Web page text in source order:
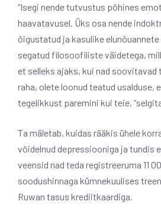
“Isegi nende tutvustus põhines
haavatavusel. Üks osa nende
õigustatud ja kasulike
segatud filosoofiliste väidetega,
et selleks ajaks, kui nad soovitavad
raha, olete loonud teatud usalduse,
tegelikkust paremini kui teie,
Ta mäletab, kuidas rääkis ühele
võidelnud depressiooniga ja tundis
veensid nad teda registreeruma 11
soodushinnaga kümnekuulises
Ruwan tasus krediitkaardiga.